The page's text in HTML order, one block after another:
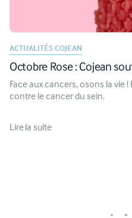
ACTUALITÉS COJEAN
Octobre Rose : Cojean
Face aux cancers, osons la vie
contre le cancer du sein.
Lire la suite